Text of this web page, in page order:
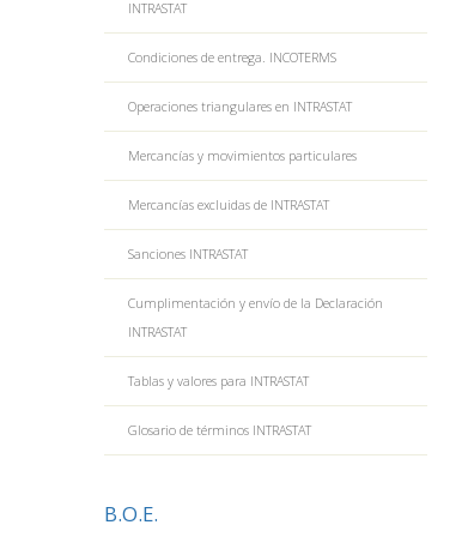
INTRASTAT
Condiciones de entrega. INCOTERMS
Operaciones triangulares en INTRASTAT
Mercancías y movimientos particulares
Mercancías excluidas de INTRASTAT
Sanciones INTRASTAT
Cumplimentación y envío de la Declaración
INTRASTAT
Tablas y valores para INTRASTAT
Glosario de términos INTRASTAT
B.O.E.